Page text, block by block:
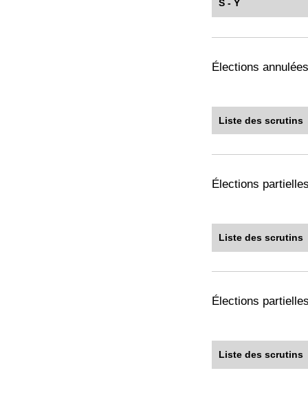
S - Y
Élections
Liste des scrutins
Élections
Liste des scrutins
Élections
Liste des scrutins